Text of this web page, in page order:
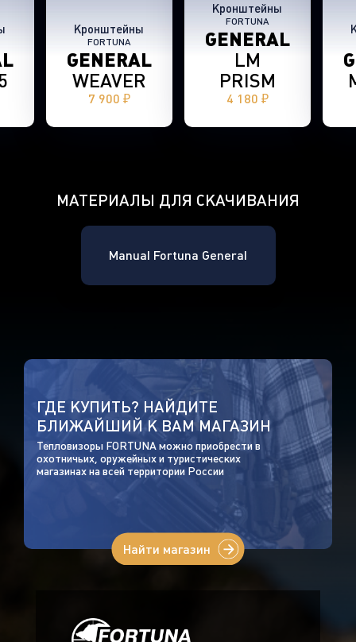
Кронштейны
FORTUNA
GENERAL
WEAVER
7 900 ₽
Кронштейны
FORTUNA
GENERAL
LM
PRISM
4 180 ₽
МАТЕРИАЛЫ ДЛЯ СКАЧИВАНИЯ
Manual Fortuna General
ГДЕ КУПИТЬ? НАЙДИТЕ
БЛИЖАЙШИЙ К ВАМ МАГАЗИН
Тепловизоры FORTUNA можно приобрести в
охотничьих, оружейных и туристических
магазинах на всей территории России
Найти магазин